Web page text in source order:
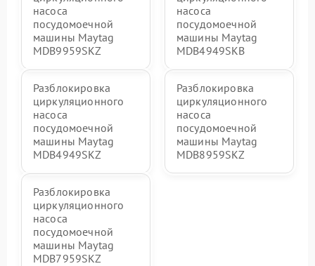
насоса
посудомоечной
машины Maytag
MDB9959SKZ
насоса
посудомоечной
машины Maytag
MDB4949SKB
Разблокировка
циркуляционного
насоса
посудомоечной
машины Maytag
MDB4949SKZ
Разблокировка
циркуляционного
насоса
посудомоечной
машины Maytag
MDB8959SKZ
Разблокировка
циркуляционного
насоса
посудомоечной
машины Maytag
MDB7959SKZ